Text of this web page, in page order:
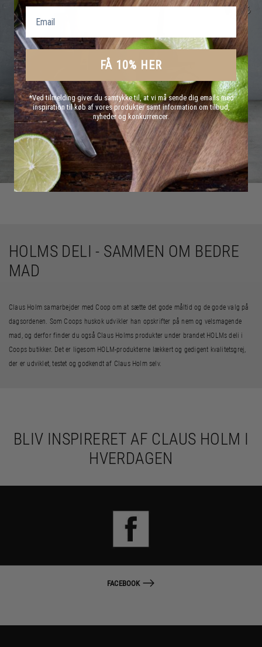
HOLMS DELI - SAMMEN OM BEDRE
MAD
Claus Holm samarbejder med Coop om at sætte det gode måltid og de gode valg på
dagsordenen. Som Coops huskok udvikler han opskrifter på nem og velsmagende
mad, og derfor finder du også Claus Holms produkter under brandet HOLMs deli i
Coops butikker. Det er ligesom HOLM-produkterne lækkert og gedigent kvalitetsgrej,
der er udviklet, testet og godkendt af Claus Holm selv.
BLIV INSPIRERET AF CLAUS HOLM I
HVERDAGEN
FACEBOOK
Email
FÅ 10% HER
*Ved tilmelding giver du samtykke til, at vi må sende dig emails med
inspiration til køb af vores produkter samt information om tilbud,
nyheder og konkurrencer.